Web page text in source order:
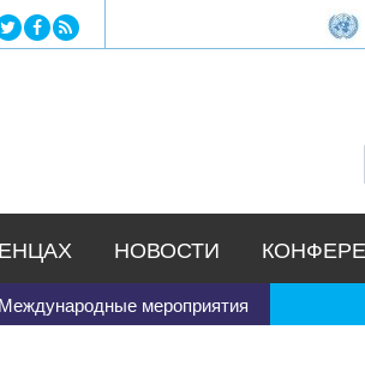
Jump to navigation
Международные мероприятия
НОВОСТИ